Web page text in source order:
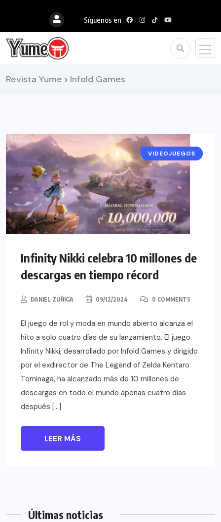
Síguenos en
Revista Yume > Infold Games
NOTICIAS
VIDEOJUEGOS
Infinity Nikki celebra 10 millones de
descargas en tiempo récord
DANIEL ZÚÑIGA 09/12/2024 0 COMMENTS
El juego de rol y moda en mundo abierto alcanza el
hito a solo cuatro días de su lanzamiento. El juego
Infinity Nikki, desarrollado por Infold Games y dirigido
por el exdirector de The Legend of Zelda Kentaro
Tominaga, ha alcanzado más de 10 millones de
descargas en todo el mundo apenas cuatro días
después […]
LEER MÁS
Últimas noticias